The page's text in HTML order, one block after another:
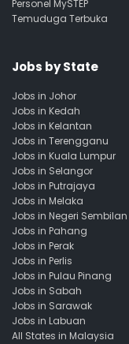
Personel MySTEP
Temuduga Terbuka
Jobs by State
Jobs in Johor
Jobs in Kedah
Jobs in Kelantan
Jobs in Terengganu
Jobs in Kuala Lumpur
Jobs in Selangor
Jobs in Putrajaya
Jobs in Melaka
Jobs in Negeri Sembilan
Jobs in Pahang
Jobs in Perak
Jobs in Perlis
Jobs in Pulau Pinang
Jobs in Sabah
Jobs in Sarawak
Jobs in Labuan
All States in Malaysia